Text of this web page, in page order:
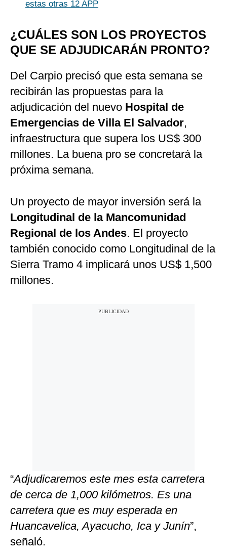
estas otras 12 APP
¿CUÁLES SON LOS PROYECTOS
QUE SE ADJUDICARÁN PRONTO?
Del Carpio precisó que esta semana se
recibirán las propuestas para la
adjudicación del nuevo Hospital de
Emergencias de Villa El Salvador,
infraestructura que supera los US$ 300
millones. La buena pro se concretará la
próxima semana.
Un proyecto de mayor inversión será la
Longitudinal de la Mancomunidad
Regional de los Andes. El proyecto
también conocido como Longitudinal de la
Sierra Tramo 4 implicará unos US$ 1,500
millones.
“Adjudicaremos este mes esta carretera
de cerca de 1,000 kilómetros. Es una
carretera que es muy esperada en
Huancavelica, Ayacucho, Ica y Junín”,
señaló.